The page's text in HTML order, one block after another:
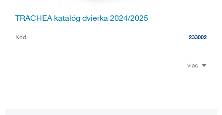
TRACHEA katalóg dvierka 2024/2025
Kód 233002
viac